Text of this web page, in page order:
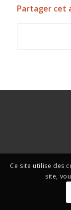
Partager cet
Ce site utilise des
site,